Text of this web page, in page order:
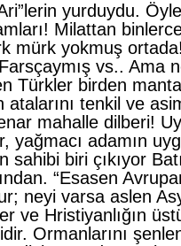
yurduydu.
Milattan
mürk yokmuş
vs.. Ama
Türkler birden
atalarını tenkil ve
mahalle dilberi!
yağmacı adamın
biri çıkıyor
“Esasen
neyi varsa aslen
ve Hristiyanlığın
Ormanlarını